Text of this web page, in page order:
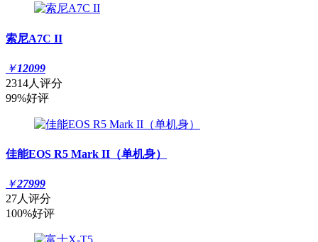
索尼A7C II
￥12099
2314人评分
99%好评
佳能EOS R5 Mark II（单机身）
￥27999
27人评分
100%好评